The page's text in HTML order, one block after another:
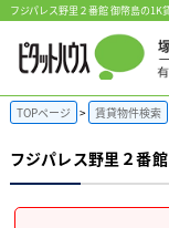
フジパレス野里２番館 御幣島の
TOPページ 賃貸物件検索
フジパレス野里２番館